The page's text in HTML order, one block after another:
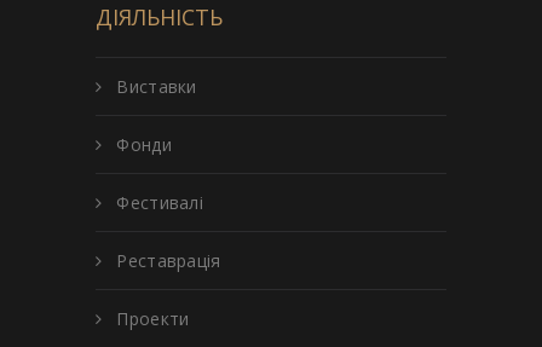
ДІЯЛЬНІСТЬ
Виставки
Фонди
Фестивалі
Реставрація
Проекти